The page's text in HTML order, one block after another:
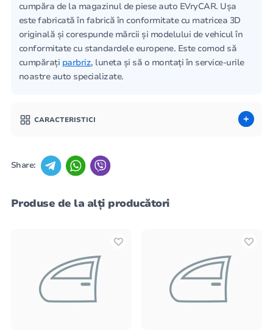
cumpăra de la magazinul de piese auto EVryCAR. Ușa
este fabricată în fabrică în conformitate cu matricea 3D
originală și corespunde mărcii și modelului de vehicul în
conformitate cu standardele europene. Este comod să
cumpărați parbriz, luneta și să o montați în service-urile
noastre auto specializate.
CARACTERISTICI
Share:
Produse de la alți producători